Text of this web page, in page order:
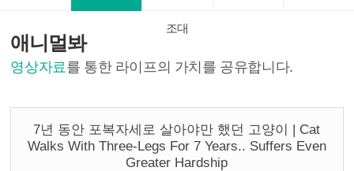
조대
애니멀봐
영상자료를 통한 라이프의 가치를 공유합니다.
7년 동안 포복자세로 살아야만 했던 고양이 | Cat
Walks With Three-Legs For 7 Years.. Suffers Even
Greater Hardship